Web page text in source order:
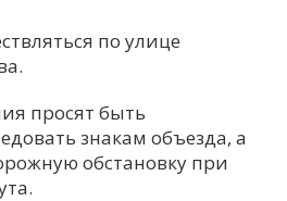
по улице
просят быть
знакам объезда, а
обстановку при